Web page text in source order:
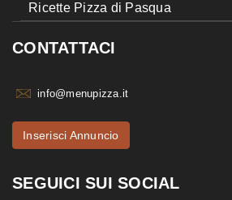
Ricette Pizza di Pasqua
CONTATTACI
info@menupizza.it
Inserisci Annuncio
SEGUICI SUI SOCIAL